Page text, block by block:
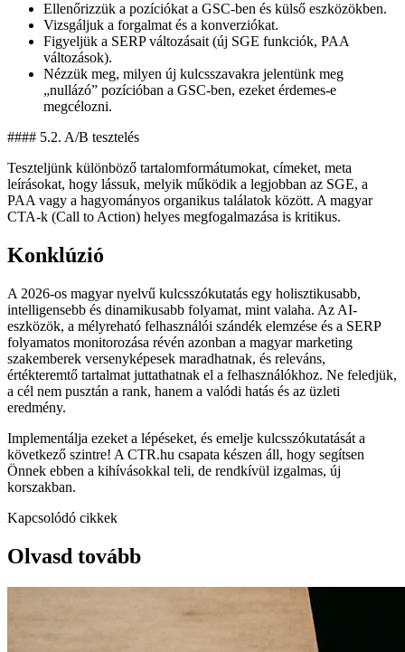
Ellenőrizzük a pozíciókat a GSC-ben és külső eszközökben.
Vizsgáljuk a forgalmat és a konverziókat.
Figyeljük a SERP változásait (új SGE funkciók, PAA
változások).
Nézzük meg, milyen új kulcsszavakra jelentünk meg
„nullázó” pozícióban a GSC-ben, ezeket érdemes-e
megcélozni.
#### 5.2. A/B tesztelés
Teszteljünk különböző tartalomformátumokat, címeket, meta
leírásokat, hogy lássuk, melyik működik a legjobban az SGE, a
PAA vagy a hagyományos organikus találatok között. A magyar
CTA-k (Call to Action) helyes megfogalmazása is kritikus.
Konklúzió
A 2026-os magyar nyelvű kulcsszókutatás egy holisztikusabb,
intelligensebb és dinamikusabb folyamat, mint valaha. Az AI-
eszközök, a mélyreható felhasználói szándék elemzése és a SERP
folyamatos monitorozása révén azonban a magyar marketing
szakemberek versenyképesek maradhatnak, és releváns,
értékteremtő tartalmat juttathatnak el a felhasználókhoz. Ne feledjük,
a cél nem pusztán a rank, hanem a valódi hatás és az üzleti
eredmény.
Implementálja ezeket a lépéseket, és emelje kulcsszókutatását a
következő szintre! A CTR.hu csapata készen áll, hogy segítsen
Önnek ebben a kihívásokkal teli, de rendkívül izgalmas, új
korszakban.
Kapcsolódó cikkek
Olvasd tovább